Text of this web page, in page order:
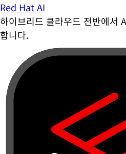
Red Hat AI
하이브리드 클라우드 전반에서
합니다.